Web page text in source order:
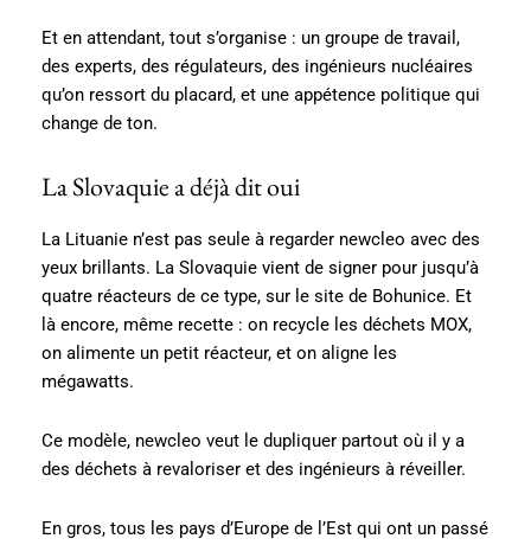
Et en attendant, tout s’organise : un groupe de travail,
des experts, des régulateurs, des ingénieurs nucléaires
qu’on ressort du placard, et une appétence politique qui
change de ton.
La Slovaquie a déjà dit oui
La Lituanie n’est pas seule à regarder newcleo avec des
yeux brillants. La Slovaquie vient de signer pour jusqu’à
quatre réacteurs de ce type, sur le site de Bohunice. Et
là encore, même recette : on recycle les déchets MOX,
on alimente un petit réacteur, et on aligne les
mégawatts.
Ce modèle, newcleo veut le dupliquer partout où il y a
des déchets à revaloriser et des ingénieurs à réveiller.
En gros, tous les pays d’Europe de l’Est qui ont un passé